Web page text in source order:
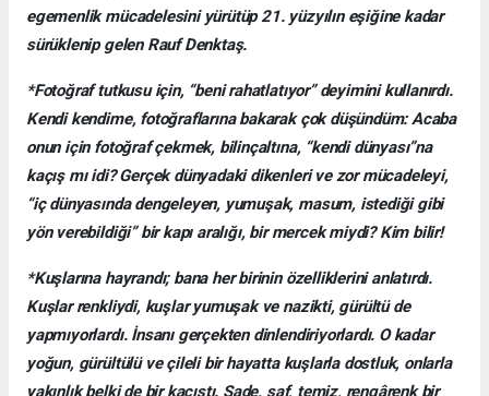
egemenlik mücadelesini yürütüp 21. yüzyılın eşiğine kadar
sürüklenip gelen Rauf Denktaş.
*Fotoğraf tutkusu için, “beni rahatlatıyor” deyimini kullanırdı.
Kendi kendime, fotoğraflarına bakarak çok düşündüm: Acaba
onun için fotoğraf çekmek, bilinçaltına, “kendi dünyası”na
kaçış mı idi? Gerçek dünyadaki dikenleri ve zor mücadeleyi,
“iç dünyasında dengeleyen, yumuşak, masum, istediği gibi
yön verebildiği” bir kapı aralığı, bir mercek miydi? Kim bilir!
*Kuşlarına hayrandı; bana her birinin özelliklerini anlatırdı.
Kuşlar renkliydi, kuşlar yumuşak ve nazikti, gürültü de
yapmıyorlardı. İnsanı gerçekten dinlendiriyorlardı. O kadar
yoğun, gürültülü ve çileli bir hayatta kuşlarla dostluk, onlarla
yakınlık belki de bir kaçıştı. Sade, saf, temiz, rengârenk bir